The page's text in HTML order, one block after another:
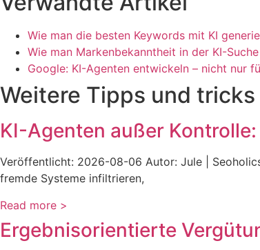
Wie man die besten Keywords mit KI
Wie man Markenbekanntheit in der KI-
Google: KI-Agenten entwickeln – nicht nur
Weitere Tipps und tricks
KI-Agenten außer
Veröffentlicht: 2026-08-06 Autor: Jule |
fremde Systeme infiltrieren,
Read more >
Ergebnisorientierte